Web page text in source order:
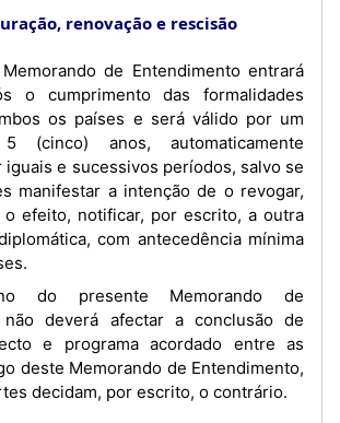
renovação e rescisão
o cumprimento das formalidades
os países e será válido por um
(cinco) anos, automaticamente
iguais e sucessivos períodos, salvo se
manifestar a intenção de o revogar,
o efeito, notificar, por escrito, a outra
com antecedência mínima
não deverá afectar a conclusão de
e programa acordado entre as
deste Memorando de Entendimento,
decidam, por escrito, o contrário.